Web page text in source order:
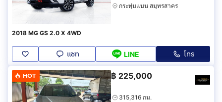
กระทุ่มแบน สมุทรสาคร
2018 MG GS 2.0 X 4WD
แชท LINE โทร
HOT ฿ 225,000
315,316 กม.